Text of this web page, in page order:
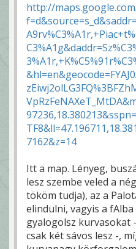
http://
7162&z=14
Itt a map. Lényeg,
lesz szembe veled a
tököm tudja), az a
elindulni, vagyis a
gyalogolsz kurvasokat
csak két sávos lesz -,